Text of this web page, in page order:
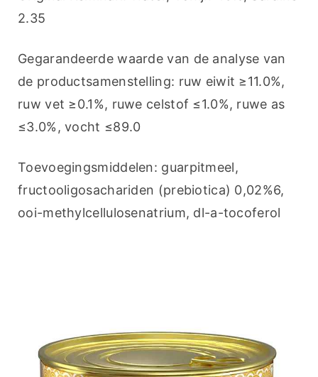
2.35
Gegarandeerde waarde van de analyse van
de productsamenstelling: ruw eiwit ≥11.0%,
ruw vet ≥0.1%, ruwe celstof ≤1.0%, ruwe as
≤3.0%, vocht ≤89.0
Toevoegingsmiddelen: guarpitmeel,
fructooligosachariden (prebiotica) 0,02%6,
ooi-methylcellulosenatrium, dl-a-tocoferol